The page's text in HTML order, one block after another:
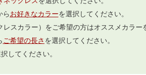
らお好きなカラーを選択してください。
スカラー）をご希望の方はオススメカラー
ご希望の長さ を選択してください。
してください。